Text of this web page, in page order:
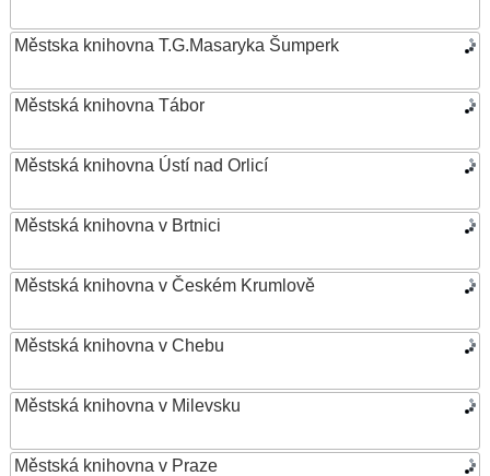
Městska knihovna T.G.Masaryka Šumperk
Městská knihovna Tábor
Městská knihovna Ústí nad Orlicí
Městská knihovna v Brtnici
Městská knihovna v Českém Krumlově
Městská knihovna v Chebu
Městská knihovna v Milevsku
Městská knihovna v Praze